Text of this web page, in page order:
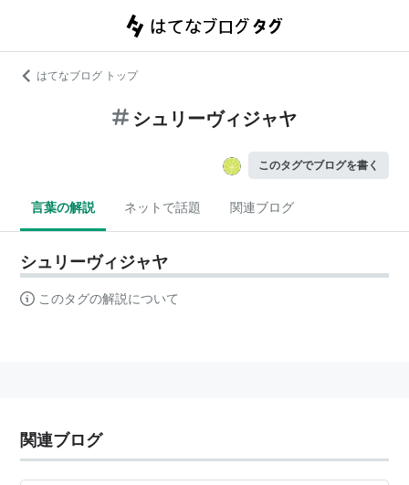
はてなブログ トップ
シュリーヴィジャヤ
このタグでブログを書く
言葉の解説 ネットで話題 関連ブログ
シュリーヴィジャヤ
このタグの解説について
関連ブログ